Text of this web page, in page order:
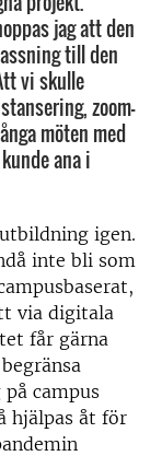
jag att den
till den
vi skulle
zoom-
möten med
ana i
igen.
inte bli som
via digitala
får gärna
campus
hjälpas åt för